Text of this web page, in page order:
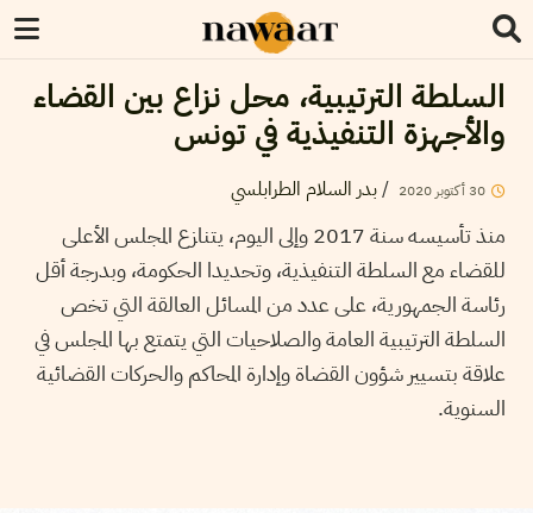
السلطة الترتيبية، محل نزاع بين القضاء
والأجهزة التنفيذية في تونس
30 أكتوبر 2020
/بدر السلام الطرابلسي
منذ تأسيسه سنة 2017 وإلى اليوم، يتنازع المجلس الأعلى
للقضاء مع السلطة التنفيذية، وتحديدا الحكومة، وبدرجة أقل
رئاسة الجمهورية، على عدد من المسائل العالقة التي تخص
السلطة الترتيبية العامة والصلاحيات التي يتمتع بها المجلس في
علاقة بتسيير شؤون القضاة وإدارة المحاكم والحركات القضائية
السنوية.